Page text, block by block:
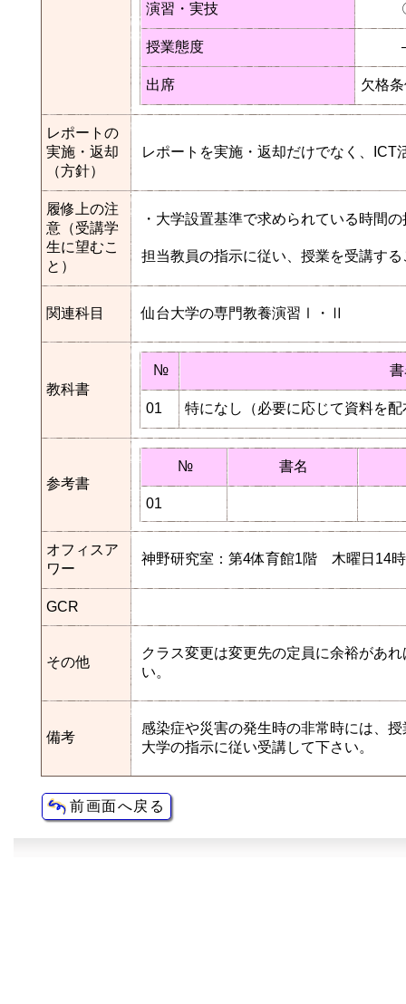
演習・実技
授業態度
出席 欠格
レポートの
実施・返却
（方針）
レポートを実施・返却だけでなく、
履修上の注
意（受講学
生に望むこ
と）
・大学設置基準で求められている時間
担当教員の指示に従い、授業を受講する
関連科目 仙台大学の専門教養演習Ⅰ・Ⅱ
教科書
№
01 特になし（必要に応じて資料を配
参考書
№ 書名
01
オフィスア
ワー
神野研究室：第4体育館1階 木曜日14
GCR
その他
クラス変更は変更先の定員に余裕があ
い。
備考
感染症や災害の発生時の非常時には、
大学の指示に従い受講して下さい。